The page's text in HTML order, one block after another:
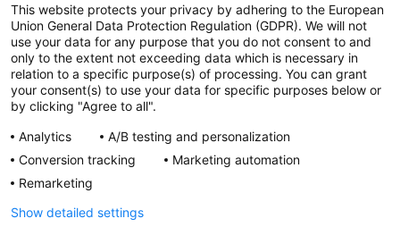
i Produktów Biobójczych; Al. Jerozolimskie 181C; 02-222
Warszawa; Tel.:+ 48 22 49 21 301; Faks:+ 48 22 49 21 309
Strona internetowa: https://smz.ezdrowie.gov.pl. Działania
niepożądane można zgłaszać również podmiotowi
odpowiedzialnemu.Podmiot odpowiedzialny:Zakłady
dopuszczenie do obrotu nr R/6725 wydane przez MZ. Lek
wydawany bez recepty. ChPL: 2025.02.05
This website protects your privacy by adhering to the European
Union General Data Protection Regulation (GDPR). We will not
use your data for any purpose that you do not consent to and
only to the extent not exceeding data which is necessary in
relation to a specific purpose(s) of processing. You can grant
your consent(s) to use your data for specific purposes below or
by clicking "Agree to all".
Analytics
A/B testing and personalization
Conversion tracking
Marketing automation
Remarketing
Show detailed settings